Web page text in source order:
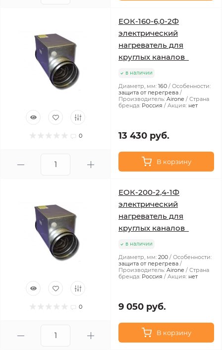
0
ЕОК-160-6,0-2Ф
электрический
нагреватель для
круглых каналов
в наличии
Диаметр, мм: 160
Особенности:
защита от перегрева
Производитель: Airone
Страна
бренда: Россия Акция: нет
13 430 руб.
В корзину
0
ЕОК-200-2,4-1Ф
электрический
нагреватель для
круглых каналов
в наличии
Диаметр, мм: 200
Особенности:
защита от перегрева
Производитель: Airone
Страна
бренда: Россия Акция: нет
9 050 руб.
В корзину